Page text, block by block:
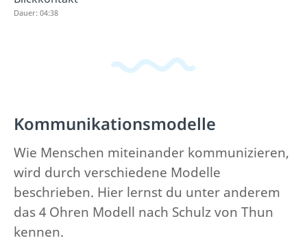
Dauer: 04:38
Kommunikationsmodelle
Wie Menschen miteinander kommunizieren,
wird durch verschiedene Modelle
beschrieben. Hier lernst du unter anderem
das 4 Ohren Modell nach Schulz von Thun
kennen.